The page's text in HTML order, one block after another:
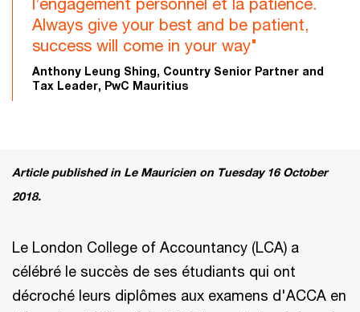
Always give your best and be patient,
success will come in your way"
Anthony Leung Shing, Country Senior Partner and
Tax Leader, PwC Mauritius
Article published in Le Mauricien on Tuesday 16 October
2018.
Le London College of Accountancy (LCA) a
célébré le succès de ses étudiants qui ont
décroché leurs diplômes aux examens d'ACCA en